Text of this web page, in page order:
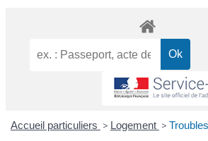
Accueil particuliers > Logement >